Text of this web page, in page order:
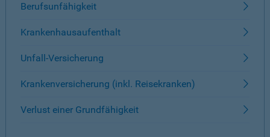
Berufsunfähigkeit
Krankenhausaufenthalt
Unfall-Versicherung
Krankenversicherung (inkl. Reisekranken)
Verlust einer Grundfähigkeit